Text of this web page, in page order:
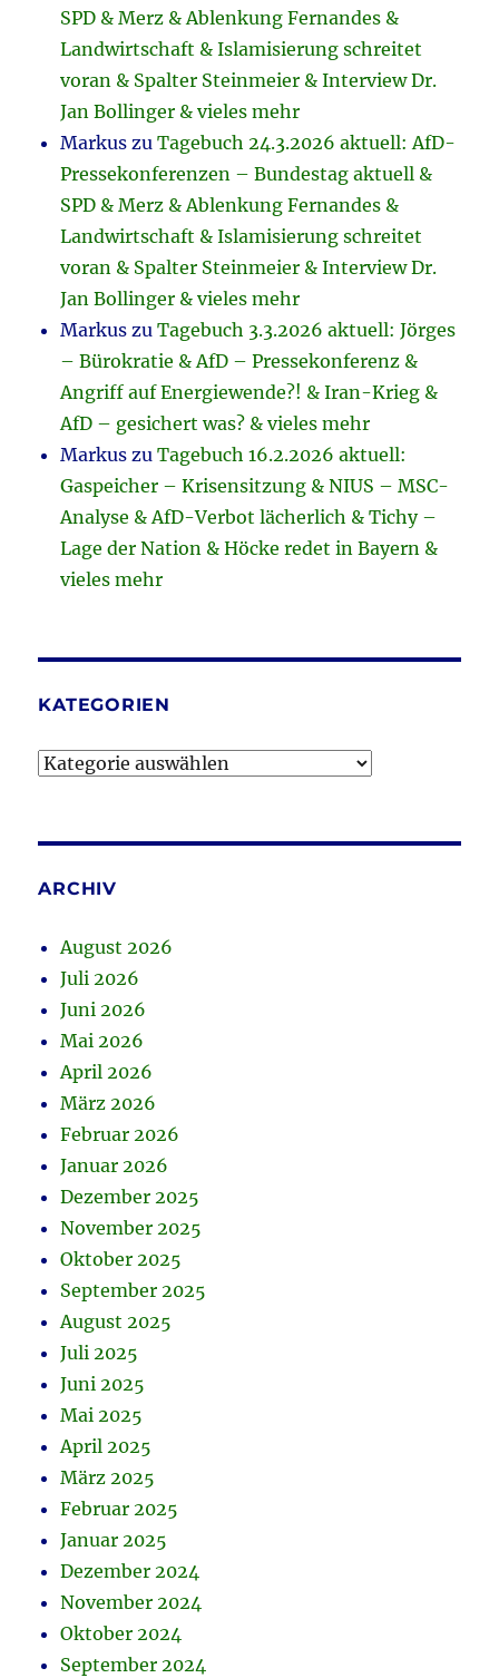
SPD & Merz & Ablenkung Fernandes &
Landwirtschaft & Islamisierung schreitet
voran & Spalter Steinmeier & Interview Dr.
Jan Bollinger & vieles mehr
Markus zuTagebuch 24.3.2026 aktuell: AfD-
Pressekonferenzen – Bundestag aktuell &
SPD & Merz & Ablenkung Fernandes &
Landwirtschaft & Islamisierung schreitet
voran & Spalter Steinmeier & Interview Dr.
Jan Bollinger & vieles mehr
Markus zuTagebuch 3.3.2026 aktuell: Jörges
– Bürokratie & AfD – Pressekonferenz &
Angriff auf Energiewende?! & Iran-Krieg &
AfD – gesichert was? & vieles mehr
Markus zuTagebuch 16.2.2026 aktuell:
Gaspeicher – Krisensitzung & NIUS – MSC-
Analyse & AfD-Verbot lächerlich & Tichy –
Lage der Nation & Höcke redet in Bayern &
vieles mehr
KATEGORIEN
Kategorien
ARCHIV
August 2026
Juli 2026
Juni 2026
Mai 2026
April 2026
März 2026
Februar 2026
Januar 2026
Dezember 2025
November 2025
Oktober 2025
September 2025
August 2025
Juli 2025
Juni 2025
Mai 2025
April 2025
März 2025
Februar 2025
Januar 2025
Dezember 2024
November 2024
Oktober 2024
September 2024